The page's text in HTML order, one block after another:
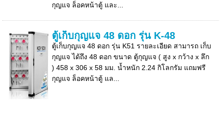
กุญแจ ล็อคหน้าตู้ และ...
ตู้เก็บกุญแจ 48 ดอก รุ่น K-48
ตู้เก็บกุญแจ 48 ดอก รุ่น K51 รายละเอียด สามารถ เก็บ
กุญแจ ได้ถึง 48 ดอก ขนาด ตู้กุญแจ ( สูง x กว้าง x ลึก
) 458 x 306 x 58 มม. น้ำหนัก 2.24 กิโลกรัม แถมฟรี
กุญแจ ล็อคหน้าตู้ แล...